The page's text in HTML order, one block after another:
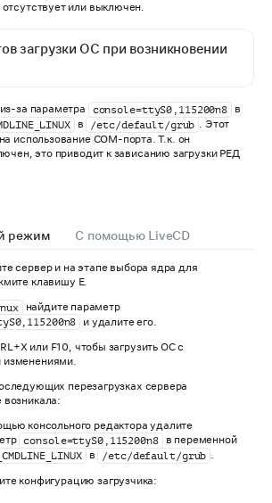
или выключен.
загрузки ОС при возникновении
за параметра console=ttyS0,115200n8
в
в /etc/default/grub . Этот
использование COM-порта. Т.к. он
это приводит к зависанию загрузки РЕД
режим С помощью LiveCD
сервер и на этапе выбора ядра для
клавишу E.
найдите параметр
и удалите его.
или F10, чтобы загрузить ОС с
изменениями.
перезагрузках сервера
возникала:
консольного редактора удалите
console=ttyS0,115200n8
в переменной
в /etc/default/grub .
конфигурацию загрузчика: